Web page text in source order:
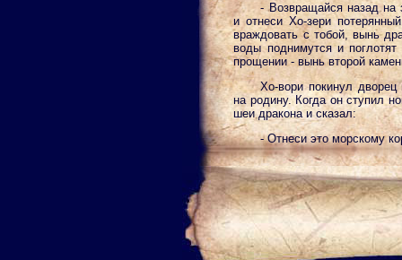
- Возвращайся назад
и отнеси Хо-зери
враждовать с тобой, вынь
воды поднимутся и
прощении - вынь второй
Хо-вори покинул
на родину. Когда он ступил
шеи дракона и сказал:
- Отнеси это морскому